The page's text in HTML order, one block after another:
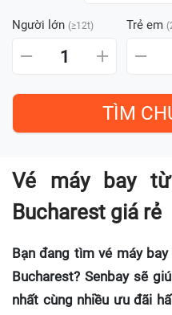
Người lớn (≥12t) Trẻ em
1
Vé máy bay
Bucharest giá rẻ
Bạn đang tìm vé máy
Bucharest? Senbay sẽ
nhất cùng nhiều ưu đãi